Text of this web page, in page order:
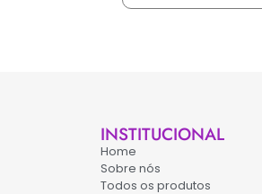
INSTITUCIONAL
Home
Sobre nós
Todos os produtos